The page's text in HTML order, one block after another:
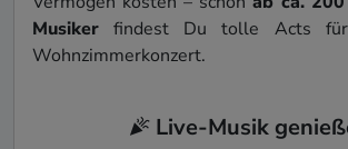
Musiker findest Du tolle Acts
Wohnzimmerkonzert.
Live-Musik